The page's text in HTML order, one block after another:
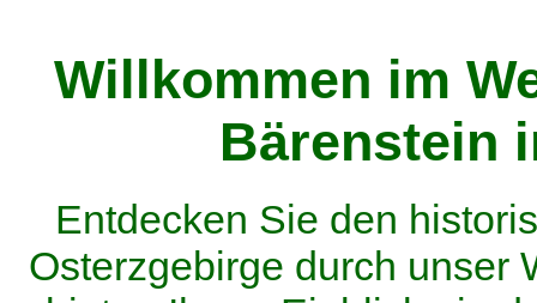
Willkommen im
Bärenstein
Entdecken Sie den
Osterzgebirge durch unser